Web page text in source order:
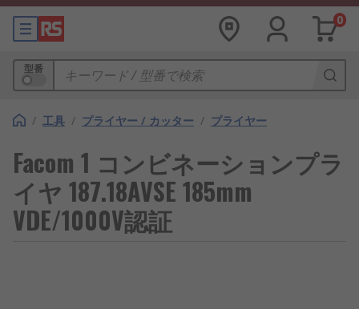
0
型番
/ 工具 / プライヤー / カッター / プライヤー
Facom 1 コンビネーションプラ
イヤ 187.18AVSE 185mm
VDE/1000V認証